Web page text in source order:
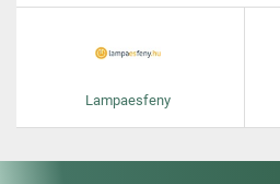
Lampaesfeny